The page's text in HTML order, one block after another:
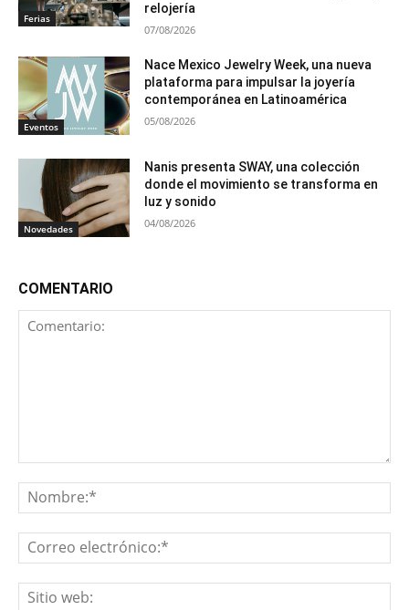
Ferias
relojería
07/08/2026
Eventos
Nace Mexico Jewelry Week, una nueva
plataforma para impulsar la joyería
contemporánea en Latinoamérica
05/08/2026
Novedades
Nanis presenta SWAY, una colección
donde el movimiento se transforma en
luz y sonido
04/08/2026
COMENTARIO